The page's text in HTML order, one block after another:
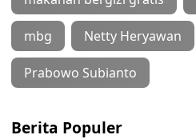
mbg Netty Heryawan
Prabowo Subianto
Berita Populer